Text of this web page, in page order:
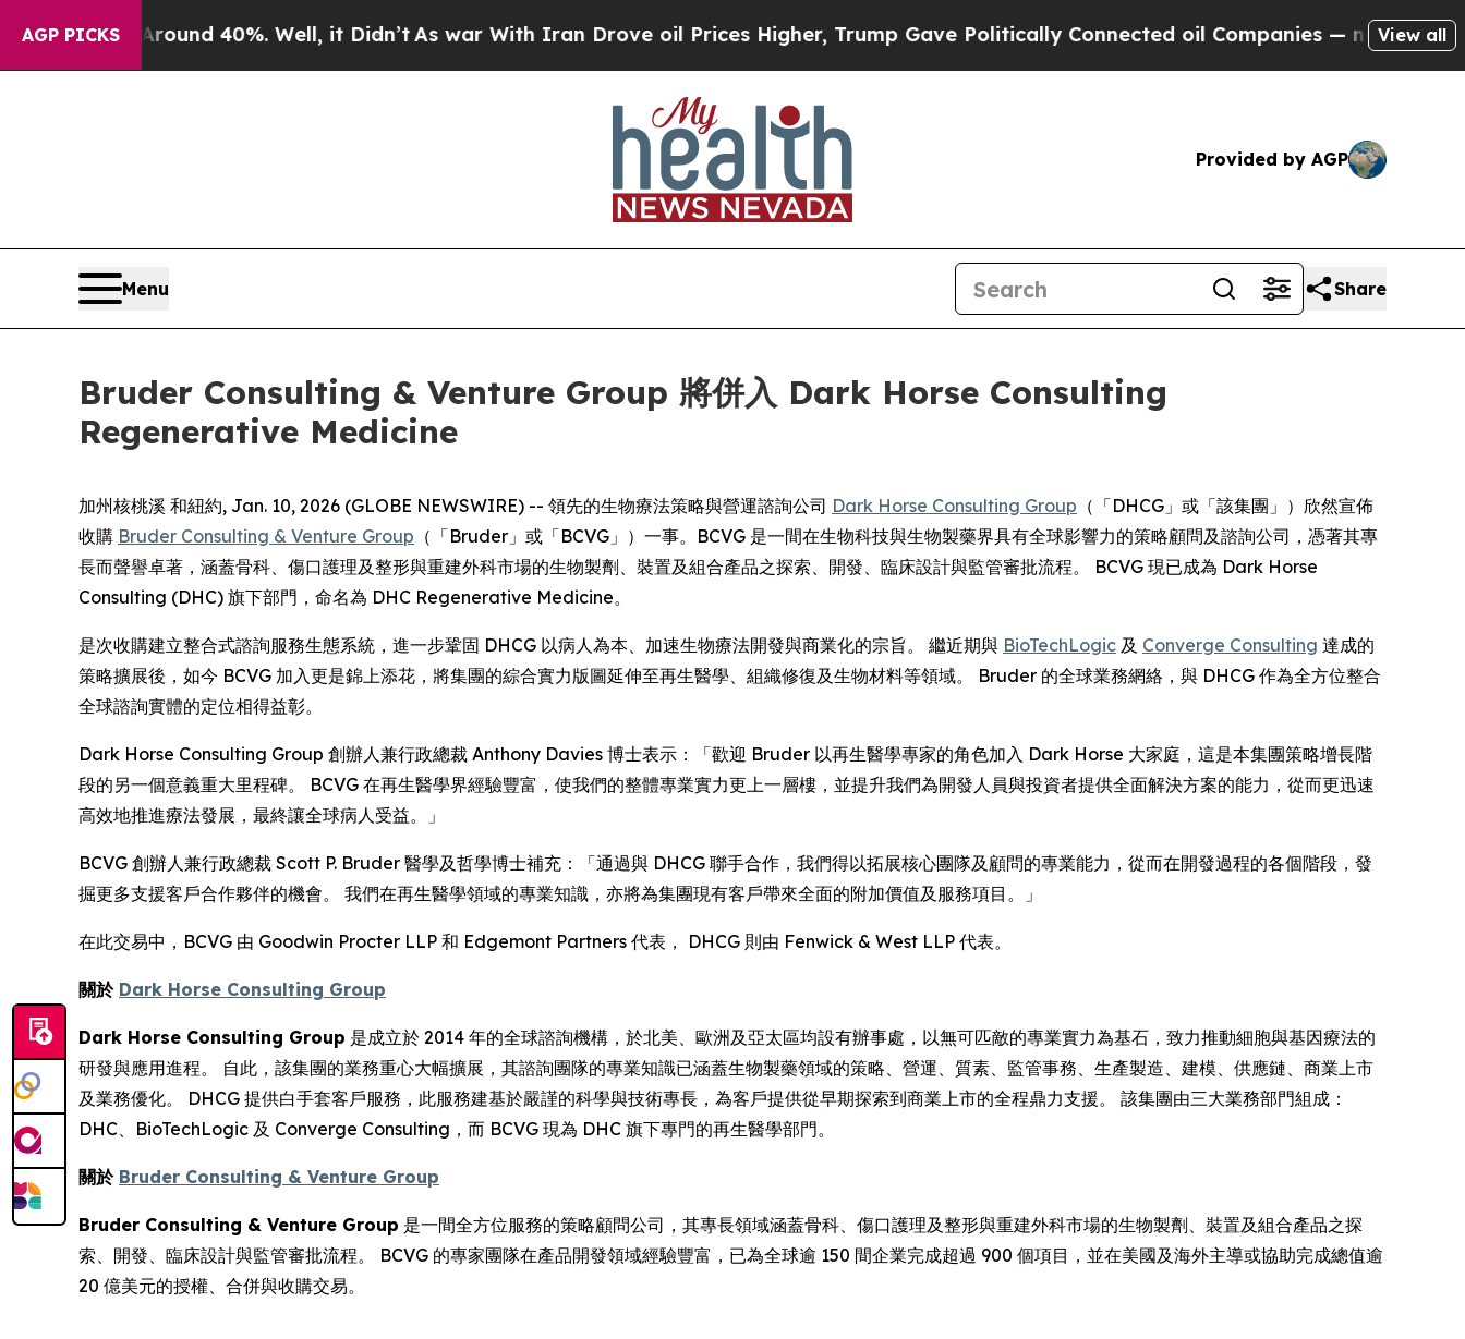
AGP PICKS
Around 40%. Well, it Didn’t As war With Iran Drove oil Prices Higher, Trump Gave Politically Connected oil Companies — not Taxpayers —
View all
Provided by AGP
Menu Share
Bruder Consulting & Venture Group 將併入 Dark Horse Consulting
Regenerative Medicine
加州核桃溪 和紐約, Jan. 10, 2026 (GLOBE NEWSWIRE) -- 領先的生物療法策略與營運諮詢公司 Dark Horse Consulting Group （「DHCG」或「該集團」）欣然宣佈
收購 Bruder Consulting & Venture Group （「Bruder」或「BCVG」）一事。BCVG 是一間在生物科技與生物製藥界具有全球影響力的策略顧問及諮詢公司，憑著其專
長而聲譽卓著，涵蓋骨科、傷口護理及整形與重建外科市場的生物製劑、裝置及組合產品之探索、開發、臨床設計與監管審批流程。 BCVG 現已成為 Dark Horse
Consulting (DHC) 旗下部門，命名為 DHC Regenerative Medicine。
是次收購建立整合式諮詢服務生態系統，進一步鞏固 DHCG 以病人為本、加速生物療法開發與商業化的宗旨。 繼近期與 BioTechLogic 及 Converge Consulting 達成的
策略擴展後，如今 BCVG 加入更是錦上添花，將集團的綜合實力版圖延伸至再生醫學、組織修復及生物材料等領域。 Bruder 的全球業務網絡，與 DHCG 作為全方位整合
全球諮詢實體的定位相得益彰。
Dark Horse Consulting Group 創辦人兼行政總裁 Anthony Davies 博士表示：「歡迎 Bruder 以再生醫學專家的角色加入 Dark Horse 大家庭，這是本集團策略增長階
段的另一個意義重大里程碑。 BCVG 在再生醫學界經驗豐富，使我們的整體專業實力更上一層樓，並提升我們為開發人員與投資者提供全面解決方案的能力，從而更迅速
高效地推進療法發展，最終讓全球病人受益。」
BCVG 創辦人兼行政總裁 Scott P. Bruder 醫學及哲學博士補充：「通過與 DHCG 聯手合作，我們得以拓展核心團隊及顧問的專業能力，從而在開發過程的各個階段，發
掘更多支援客戶合作夥伴的機會。 我們在再生醫學領域的專業知識，亦將為集團現有客戶帶來全面的附加價值及服務項目。」
在此交易中，BCVG 由 Goodwin Procter LLP 和 Edgemont Partners 代表， DHCG 則由 Fenwick & West LLP 代表。
關於 Dark Horse Consulting Group
Dark Horse Consulting Group 是成立於 2014 年的全球諮詢機構，於北美、歐洲及亞太區均設有辦事處，以無可匹敵的專業實力為基石，致力推動細胞與基因療法的
研發與應用進程。 自此，該集團的業務重心大幅擴展，其諮詢團隊的專業知識已涵蓋生物製藥領域的策略、營運、質素、監管事務、生產製造、建模、供應鏈、商業上市
及業務優化。 DHCG 提供白手套客戶服務，此服務建基於嚴謹的科學與技術專長，為客戶提供從早期探索到商業上市的全程鼎力支援。 該集團由三大業務部門組成：
DHC、BioTechLogic 及 Converge Consulting，而 BCVG 現為 DHC 旗下專門的再生醫學部門。
關於 Bruder Consulting & Venture Group
Bruder Consulting & Venture Group 是一間全方位服務的策略顧問公司，其專長領域涵蓋骨科、傷口護理及整形與重建外科市場的生物製劑、裝置及組合產品之探
索、開發、臨床設計與監管審批流程。 BCVG 的專家團隊在產品開發領域經驗豐富，已為全球逾 150 間企業完成超過 900 個項目，並在美國及海外主導或協助完成總值逾
20 億美元的授權、合併與收購交易。